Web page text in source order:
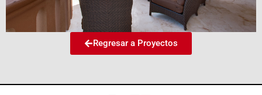
Regresar a Proyectos